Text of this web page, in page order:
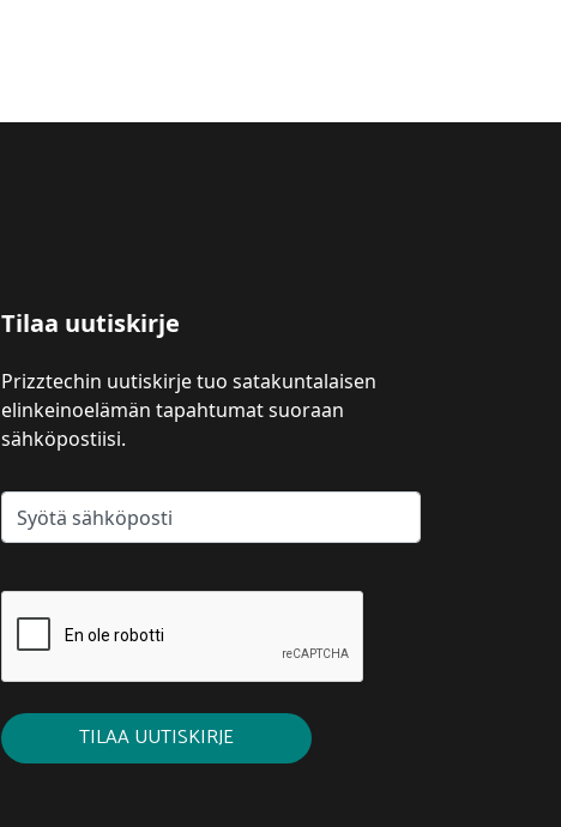
Tilaa uutiskirje
Prizztechin uutiskirje tuo satakuntalaisen
elinkeinoelämän tapahtumat suoraan
sähköpostiisi.
TILAA UUTISKIRJE